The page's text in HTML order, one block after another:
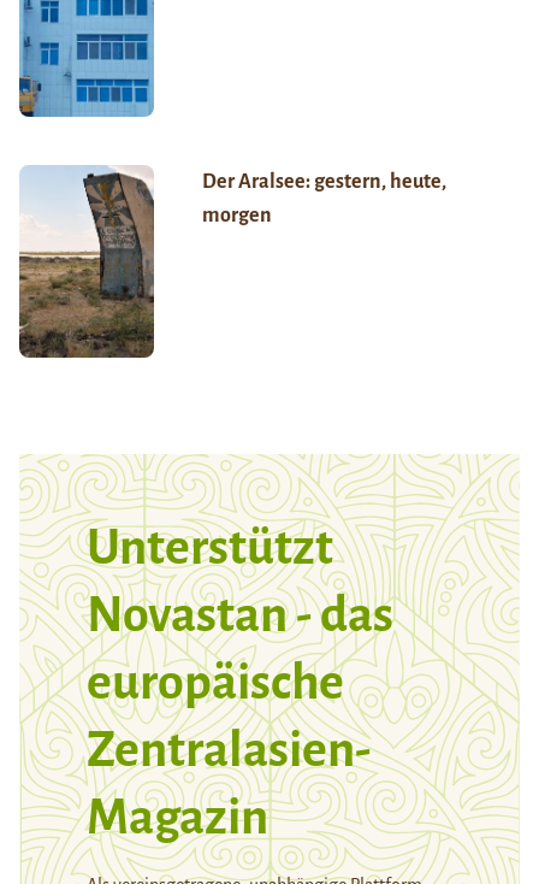
Der Aralsee: gestern, heute,
morgen
Unterstützt
Novastan - das
europäische
Zentralasien-
Magazin